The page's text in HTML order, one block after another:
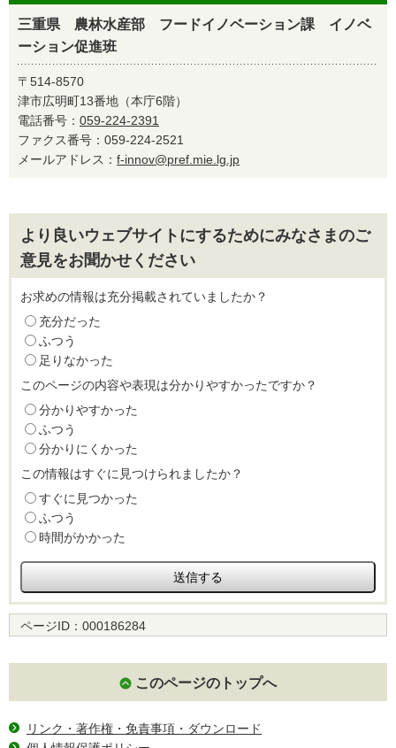
三重県 農林水産部 フードイノベーション課 イノベ
ーション促進班
〒514-8570
津市広明町13番地（本庁6階）
電話番号： 059-224-2391
ファクス番号：059-224-2521
メールアドレス： f-innov@pref.mie.lg.jp
より良いウェブサイトにするためにみなさまのご
意見をお聞かせください
お求めの情報は充分掲載されていましたか？
充分だった
ふつう
足りなかった
このページの内容や表現は分かりやすかったですか？
分かりやすかった
ふつう
分かりにくかった
この情報はすぐに見つけられましたか？
すぐに見つかった
ふつう
時間がかかった
ページID： 000186284
このページのトップへ
リンク・著作権・免責事項・ダウンロード